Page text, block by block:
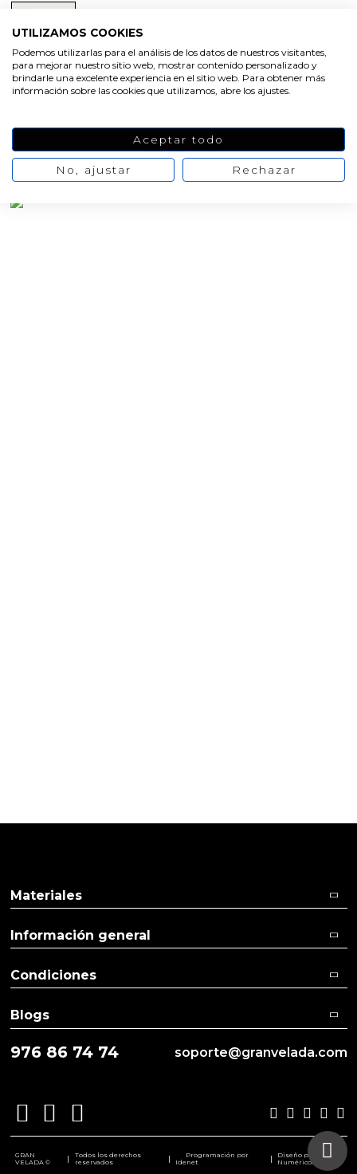
Oferta
-10%
65,23 €
58,70 €
No hay
opiniones de
momento
976 86 74 74 soporte@granvelada.com
Materiales
Información general
Condiciones
Blogs
GRAN
VELADA ©
|
Todos los derechos
reservados
|
Programación por
Idenet
|
Diseño por
Numéricco
UTILIZAMOS COOKIES
Podemos utilizarlas para el análisis de los datos de nuestros visitantes,
para mejorar nuestro sitio web, mostrar contenido personalizado y
brindarle una excelente experiencia en el sitio web. Para obtener más
información sobre las cookies que utilizamos, abre los ajustes.
Aceptar todo
No, ajustar Rechazar